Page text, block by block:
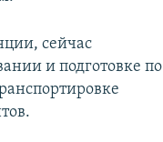
сейчас
и подготовке по